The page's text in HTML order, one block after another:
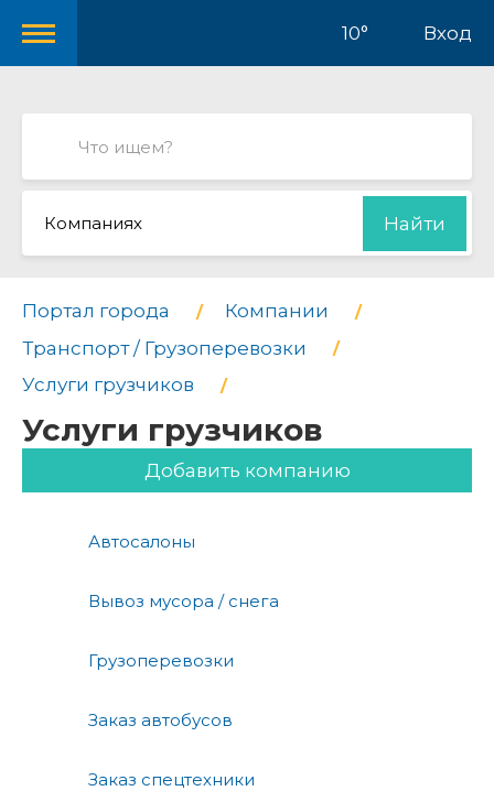
10° Вход
Компаниях Найти
Портал города
Компании
Транспорт / Грузоперевозки
Услуги грузчиков
Услуги грузчиков
Добавить компанию
Автосалоны
Вывоз мусора / снега
Грузоперевозки
Заказ автобусов
Заказ спецтехники